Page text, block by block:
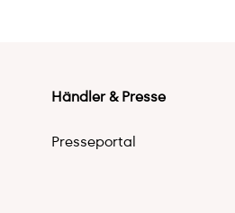
Händler & Presse
Presseportal